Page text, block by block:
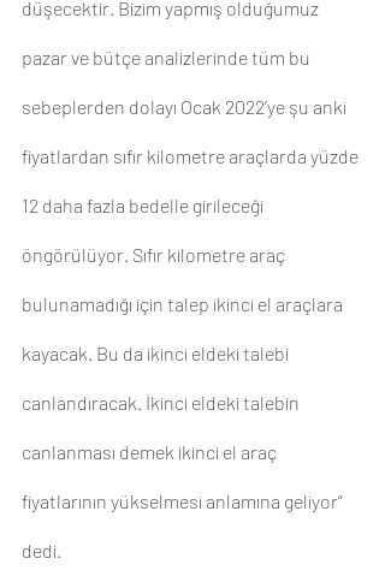
düşecektir. Bizim yapmış olduğumuz
pazar ve bütçe analizlerinde tüm bu
sebeplerden dolayı Ocak 2022’ye şu anki
fiyatlardan sıfır kilometre araçlarda yüzde
12 daha fazla bedelle girileceği
öngörülüyor. Sıfır kilometre araç
bulunamadığı için talep ikinci el araçlara
kayacak. Bu da ikinci eldeki talebi
canlandıracak. İkinci eldeki talebin
canlanması demek ikinci el araç
fiyatlarının yükselmesi anlamına geliyor”
dedi.